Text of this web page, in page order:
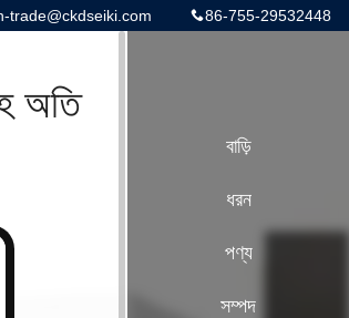
86-755-29532448
trade@ckdseiki.com
অতি
বাড়ি
ধরন
পণ্য
সম্পদ